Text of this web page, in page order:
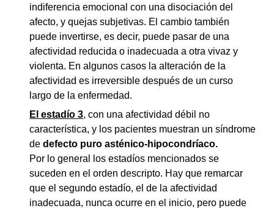
indiferencia emocional con una disociación del
afecto, y quejas subjetivas. El cambio también
puede invertirse, es decir, puede pasar de una
afectividad reducida o inadecuada a otra vivaz y
violenta. En algunos casos la alteración de la
afectividad es irreversible después de un curso
largo de la enfermedad.
El estadío 3, con una afectividad débil no
característica, y los pacientes muestran un síndrome
dedefecto puro asténico-hipocondríaco.
Por lo general los estadíos mencionados se
suceden en el orden descripto. Hay que remarcar
que el segundo estadío, el de la afectividad
inadecuada, nunca ocurre en el inicio, pero puede